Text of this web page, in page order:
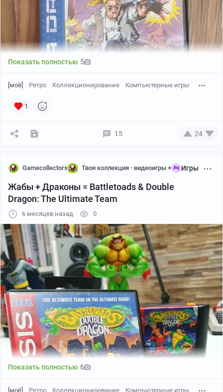
The Incredible Hulk
Бэтмену, без выдающейся графики но с отличными
саундтреками и бодрым, относительно несложным
геймплеем👍
Comix Zone (Sega) лицензионный Cib комплект
Показать полностью 5
[моё] Ретро Коллекционирование Компьютерные игры
1
15 24
Gamecollectors Твоя коллекция - видеоигры + Игры
Жабы + Драконы = Battletoads & Double
Dragon: The Ultimate Team
6 месяцев назад 0
Показать полностью 6
[моё] Ретро Коллекционирование Компьютерные игры